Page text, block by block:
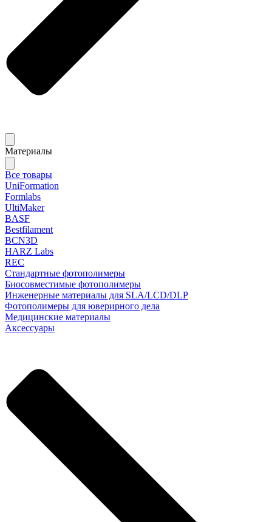
Материалы
Все товары
UniFormation
Formlabs
UltiMaker
BASF
Bestfilament
BCN3D
HARZ Labs
REC
Стандартные фотополимеры
Биосовместимые фотополимеры
Инженерные материалы для SLA/LCD/DLP
Фотополимеры для юверирного дела
Медицинские материалы
Аксессуары